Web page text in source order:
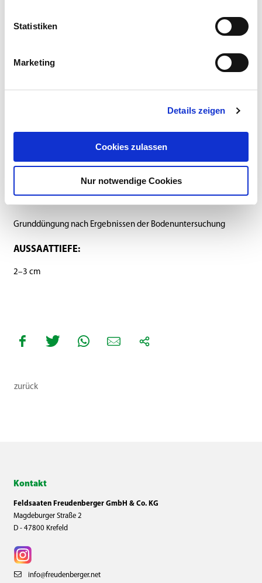
Statistiken
Marketing
Details zeigen
Cookies zulassen
Nur notwendige Cookies
Anbauanleitung
SAATSTÄRKE:
15–25 cm
Grunddüngung nach Ergebnissen der Bodenuntersuchung
AUSSAATTIEFE:
2–3 cm
zurück
Kontakt
Feldsaaten Freudenberger GmbH & Co. KG
Magdeburger Straße 2
D - 47800 Krefeld
info@freudenberger.net